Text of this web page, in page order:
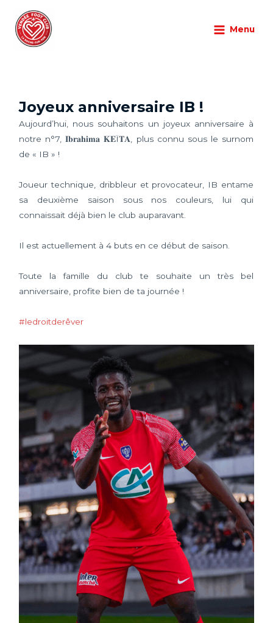
contenu
Menu
Menu
Non-classé Laisser un commentaire
Joyeux anniversaire IB !
Aujourd’hui, nous souhaitons un joyeux anniversaire à
notre n°7, 𝐈𝐛𝐫𝐚𝐡𝐢𝐦𝐚 𝐊𝐄Ï𝐓𝐀, plus connu sous le surnom
de « IB » !
Joueur technique, dribbleur et provocateur, IB entame
sa deuxième saison sous nos couleurs, lui qui
connaissait déjà bien le club auparavant.
Il est actuellement à 4 buts en ce début de saison.
Toute la famille du club te souhaite un très bel
anniversaire, profite bien de ta journée !
#ledroitderêver